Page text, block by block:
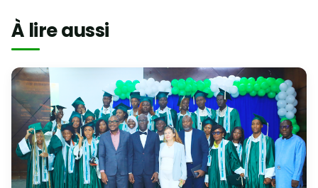
À lire aussi